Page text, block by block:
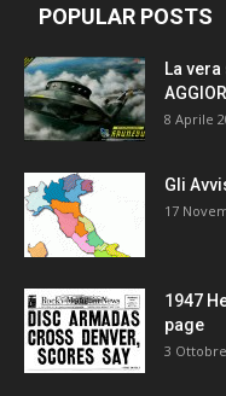
POPULAR POSTS
La
8 Aprile
Gli
17
1947
page
3